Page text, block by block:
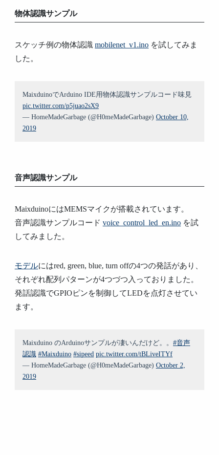
物体認識サンプル
スケッチ例の物体認識 mobilenet_v1.ino を試してみま
した。
MaixduinoでArduino IDE用物体認識サンプルコード味見
pic.twitter.com/p5juao2sX9
— HomeMadeGarbage (@H0meMadeGarbage) October 10,
2019
音声認識サンプル
MaixduinoにはMEMSマイクが搭載されています。
音声認識サンプルコード voice_control_led_en.ino を試
してみました。
モデルにはred, green, blue, turn offの4つの発話があり、
それぞれ配列パターンが4つづつ入っておりました。
発話認識でGPIOピンを制御してLEDを点灯させてい
ます。
Maixduino のArduinoサンプルが凄いんだけど。。 #音声
認識 #Maixduino #sipeed pic.twitter.com/tBLiveITYf
— HomeMadeGarbage (@H0meMadeGarbage) October 2,
2019